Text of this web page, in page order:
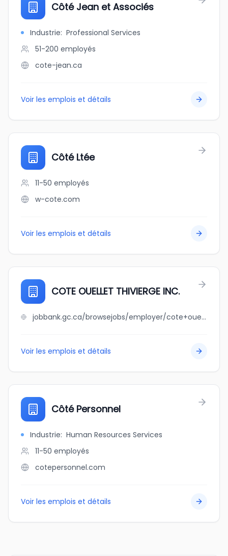
Côté Jean et Associés
Industrie: Professional Services
51-200 employés
cote-jean.ca
Voir les emplois et détails
Côté Ltée
11-50 employés
w-cote.com
Voir les emplois et détails
COTE OUELLET THIVIERGE INC.
jobbank.gc.ca/browsejobs/employer/cote+ouellet+thivierge+inc./ca
Voir les emplois et détails
Côté Personnel
Industrie: Human Resources Services
11-50 employés
cotepersonnel.com
Voir les emplois et détails